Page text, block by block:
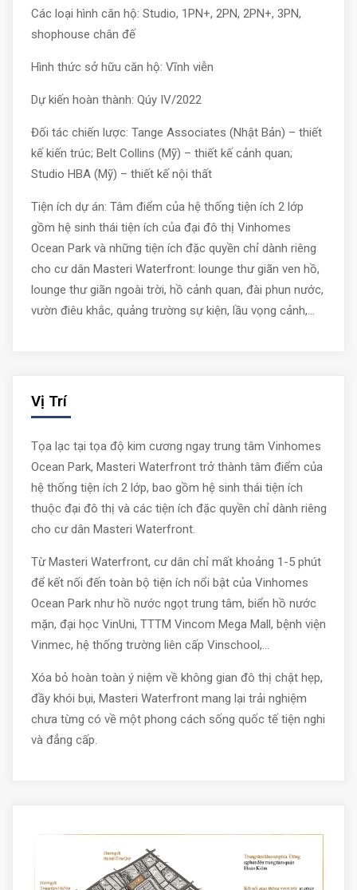
Các loại hình căn hộ: Studio, 1PN+, 2PN, 2PN+, 3PN,
shophouse chân đế
Hình thức sở hữu căn hộ: Vĩnh viễn
Dự kiến hoàn thành: Qúy IV/2022
Đối tác chiến lược: Tange Associates (Nhật Bản) – thiết
kế kiến trúc; Belt Collins (Mỹ) – thiết kế cảnh quan;
Studio HBA (Mỹ) – thiết kế nội thất
Tiện ích dự án: Tâm điểm của hệ thống tiện ích 2 lớp
gồm hệ sinh thái tiện ích của đại đô thị Vinhomes
Ocean Park và những tiện ích đặc quyền chỉ dành riêng
cho cư dân Masteri Waterfront: lounge thư giãn ven hồ,
lounge thư giãn ngoài trời, hồ cảnh quan, đài phun nước,
vườn điêu khắc, quảng trường sự kiện, lầu vọng cảnh,…
Vị Trí
Tọa lạc tại tọa độ kim cương ngay trung tâm Vinhomes
Ocean Park, Masteri Waterfront trở thành tâm điểm của
hệ thống tiện ích 2 lớp, bao gồm hệ sinh thái tiện ích
thuộc đại đô thị và các tiện ích đặc quyền chỉ dành riêng
cho cư dân Masteri Waterfront.
Từ Masteri Waterfront, cư dân chỉ mất khoảng 1-5 phút
để kết nối đến toàn bộ tiện ích nổi bật của Vinhomes
Ocean Park như hồ nước ngọt trung tâm, biển hồ nước
mặn, đại học VinUni, TTTM Vincom Mega Mall, bệnh viện
Vinmec, hệ thống trường liên cấp Vinschool,…
Xóa bỏ hoàn toàn ý niệm về không gian đô thị chật hẹp,
đầy khói bụi, Masteri Waterfront mang lại trải nghiệm
chưa từng có về một phong cách sống quốc tế tiện nghi
và đẳng cấp.